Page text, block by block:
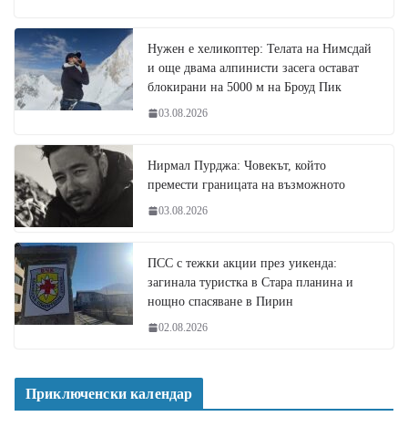
Нужен е хеликоптер: Телата на Нимсдай
и още двама алпинисти засега остават
блокирани на 5000 м на Броуд Пик
03.08.2026
Нирмал Пурджа: Човекът, който
премести границата на възможното
03.08.2026
ПСС с тежки акции през уикенда:
загинала туристка в Стара планина и
нощно спасяване в Пирин
02.08.2026
Приключенски календар